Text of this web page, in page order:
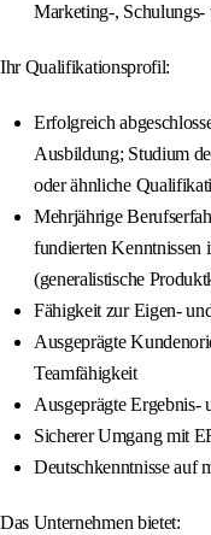
Marketing-, Schulungs-
Ihr Qualifikationsprofil:
Erfolgreich
Ausbildung; Studium
oder ähnliche
Mehrjährige
fundierten Kenntnissen
(generalistische
Fähigkeit zur Eigen-
Ausgeprägte
Teamfähigkeit
Ausgeprägte Ergebnis-
Sicherer Umgang mit
Deutschkenntnisse auf
Das Unternehmen bietet: